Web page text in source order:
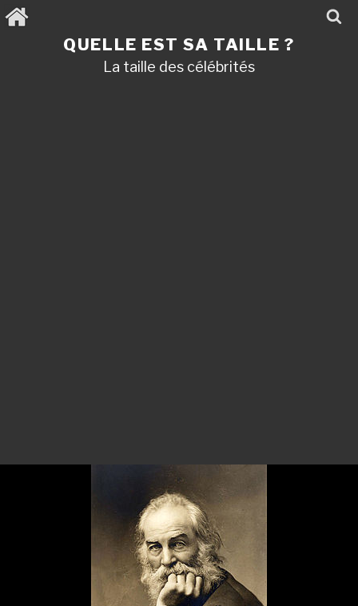
Aller
au
QUELLE EST SA TAILLE ?
La taille des célébrités